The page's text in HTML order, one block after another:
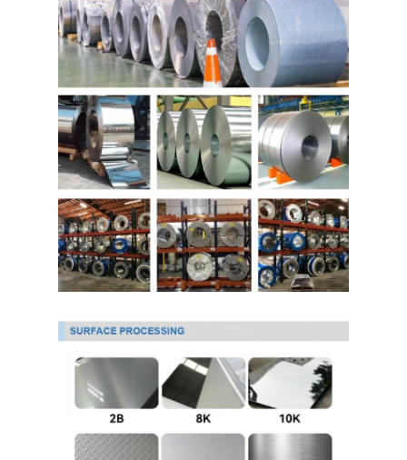
Video's
Over Ons
Fabriekstour
Kwaliteitscontrole
Neem contact met ons op
Nieuws
warmgewalst roestvrij staalblad
Warmgewalste Roestvrij staalrol